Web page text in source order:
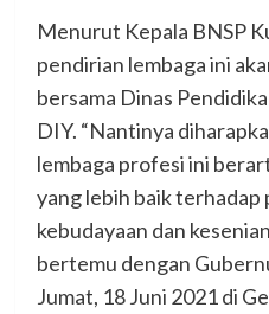
Menurut Kepala BNSP
pendirian lembaga ini
bersama Dinas
DIY. “Nantinya
lembaga profesi ini
yang lebih baik terhadap
kebudayaan dan
bertemu dengan
Jumat, 18 Juni 2021 di